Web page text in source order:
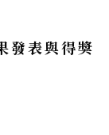
發表與得獎